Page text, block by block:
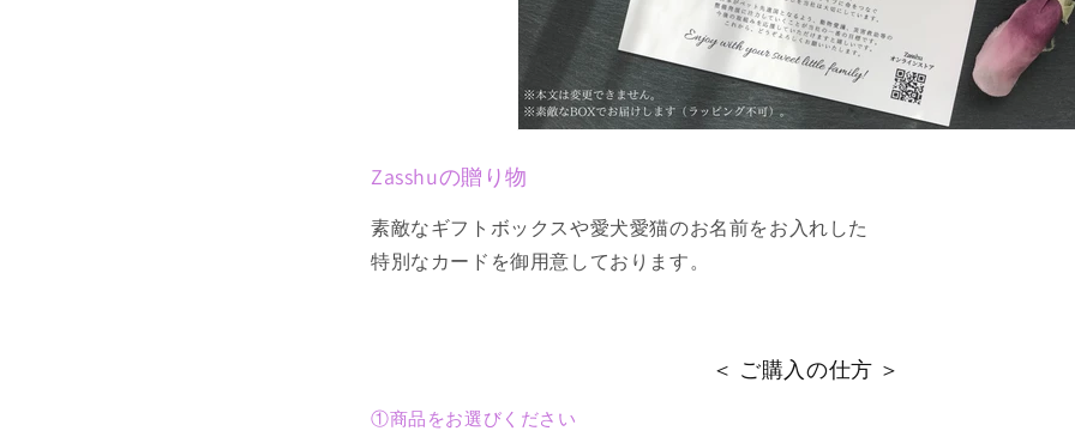
Zasshuの贈り物
素敵なギフトボックスや愛犬愛猫のお名前をお入れした
特別なカードを御用意しております。
＜ ご購入の仕方 ＞
①商品をお選びください